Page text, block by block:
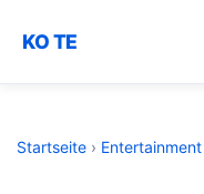
KO TE
Startseite › Entertainment